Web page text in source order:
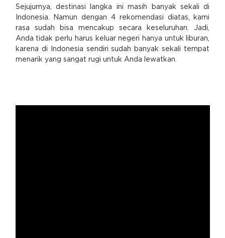
Sejujurnya, destinasi langka ini masih banyak sekali di
Indonesia. Namun dengan 4 rekomendasi diatas, kami
rasa sudah bisa mencakup secara keseluruhan. Jadi,
Anda tidak perlu harus keluar negeri hanya untuk liburan,
karena di Indonesia sendiri sudah banyak sekali tempat
menarik yang sangat rugi untuk Anda lewatkan.